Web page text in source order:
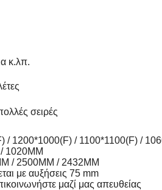
κ.λπ.
σειρές
/ 1200*1000(F) / 1100*1100(F) /
1020MM
/ 2500MM / 2432MM
με αυξήσεις 75 mm
μαζί μας απευθείας